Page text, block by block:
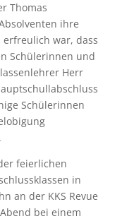
Thomas
ihre
erfreulich war, dass
Schülerinnen und
Herr
Schülerinnen
feierlichen
in
an der KKS Revue
bei einem